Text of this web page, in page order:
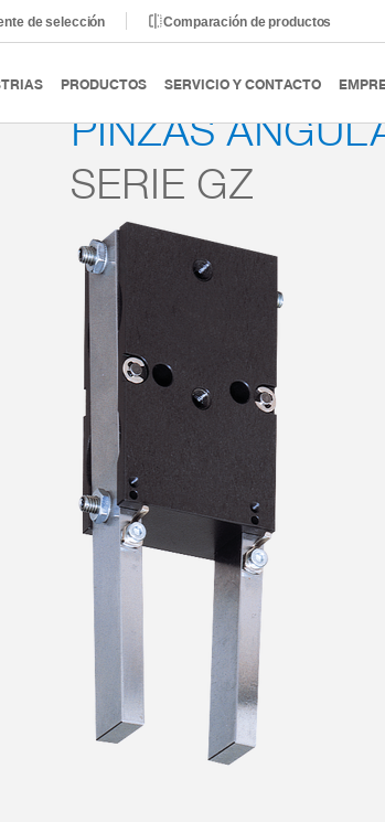
de selección Comparación de productos
PRODUCTOS SERVICIO Y CONTACTO
Tecnología de manipulación Pinzas
PINZAS
SERIE GZ